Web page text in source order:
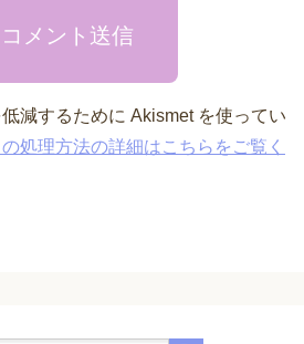
コメント送信
減するために Akismet を使ってい
処理方法の詳細はこちらをご覧く